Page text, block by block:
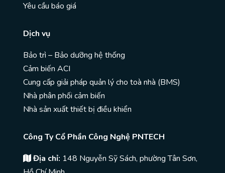
Yêu cầu báo giá
Dịch vụ
Bảo trì – Bảo dưỡng hệ thống
Cảm biến ACI
Cung cấp giải pháp quản lý cho toà nhà (BMS)
Nhà phân phối cảm biến
Nhà sản xuất thiết bị điều khiển
Công Ty Cổ Phần Công Nghệ PNTECH
Địa chỉ: 148 Nguyễn Sỹ Sách, phường Tân Sơn,